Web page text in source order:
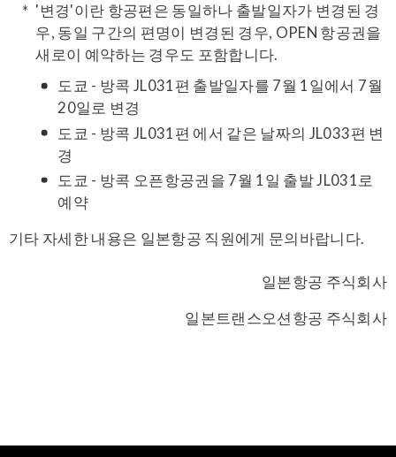
'변경'이란 항공편은 동일하나 출발일자가 변경된 경
우, 동일 구간의 편명이 변경된 경우, OPEN 항공권을
새로이 예약하는 경우도 포함합니다.
도쿄 - 방콕 JL031편 출발일자를 7월 1일에서 7월
20일로 변경
도쿄 - 방콕 JL031편 에서 같은 날짜의 JL033편 변
경
도쿄 - 방콕 오픈항공권을 7월 1일 출발 JL031로
예약
기타 자세한 내용은 일본항공 직원에게 문의바랍니다.
일본항공 주식회사
일본트랜스오션항공 주식회사